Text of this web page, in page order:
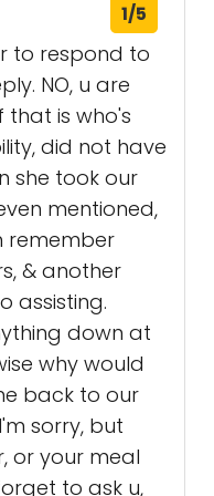
1/5
to respond to
NO, u are
that is who's
did not have
she took our
mentioned,
remember
& another
assisting.
down at
why would
back to our
sorry, but
or your meal
to ask u,